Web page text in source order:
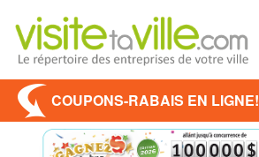
COUPONS-RABAIS EN LIGNE!